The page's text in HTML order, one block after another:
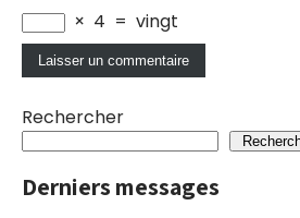
× 4 = vingt
Rechercher
Derniers messages